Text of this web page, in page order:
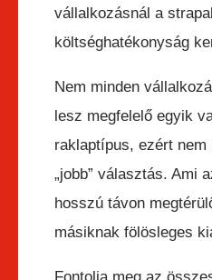
vállalkozásnál a
költséghatékonyság
Nem minden
lesz megfelelő egyik
raklaptípus, ezért nem
„jobb” választás. Ami
hosszú távon
másiknak fölösleges